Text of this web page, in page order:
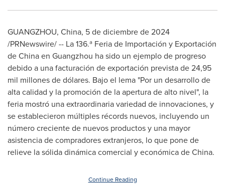
GUANGZHOU, China, 5 de diciembre de 2024
/PRNewswire/ -- La 136.ª Feria de Importación y Exportación
deChinaen Guangzhou ha sido un ejemplo de progreso
debido a una facturación de exportación prevista de 24,95
mil millones de dólares. Bajo el lema "Por un desarrollo de
alta calidad y la promoción de la apertura de alto nivel", la
feria mostró una extraordinaria variedad de innovaciones, y
se establecieron múltiples récords nuevos, incluyendo un
número creciente de nuevos productos y una mayor
asistencia de compradores extranjeros, lo que pone de
relieve la sólida dinámica comercial y económica deChina.
Continue Reading